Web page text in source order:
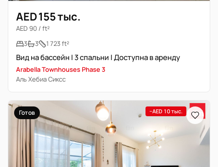
AED 155 тыс.
AED 90 / ft²
3
3 1 723 ft²
Вид на бассейн | 3 спальни | Доступна в аренду
Arabella Townhouses Phase 3
Аль Хебиа Сиксс
Готов −AED 10 тыс.